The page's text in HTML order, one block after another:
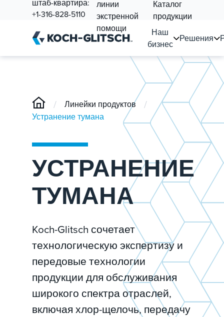
штаб-квартира:
+1-316-828-5110
линии
экстренной
помощи
Каталог
продукции
Наш
бизнес
Решения
/ Линейки продуктов /
Устранение тумана
УСТРАНЕНИЕ
ТУМАНА
Koch-Glitsch сочетает
технологическую экспертизу и
передовые технологии
продукции для обслуживания
широкого спектра отраслей,
включая хлор-щелочь, передачу